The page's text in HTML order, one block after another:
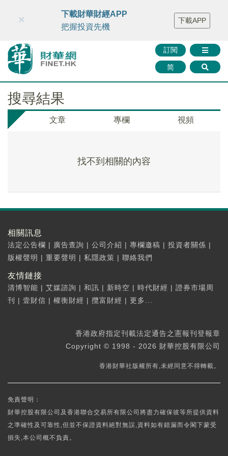
財華智庫網 FINTV FINMETA 財華證券 媒體矩陣
智庫沙龍
聯絡我們
訂閱
简
×
下載財華財經APP
把握投資先機
下載APP
搜尋結果
文章 專欄 視頻
找不到相關的內容
相關訊息
法定公告欄 | 廣告查詢 | 公司介紹 | 專欄邀稿 | 投資者關係 |
版權聲明 | 重要聲明 | 私隱政策 | 聯絡我們
友情鏈接
清博智能 | 艾媒諮詢 | 和訊 | 新時空 | 時代財經 | 證券市場周
刊
| 壹財信 | 權衡財經 | 攬富財經 | 更多...
香港政府指定刊載法定通告之憲報刊登報章
Copyright © 1998 - 2026 財華控股有限公司
香港財華社版權所有,未經同意不得轉載。
免責聲明：
財華控股有限公司及香港聯合交易所有限公司將盡力確保彼等所提供資料
之準確性及可靠性,但並不保證資料絕對無誤,資料如有錯漏而令閣下蒙受
損失,本公司概不負責。